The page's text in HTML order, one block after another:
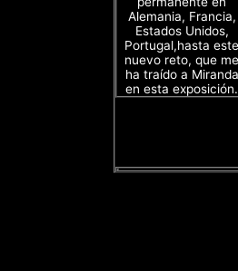
Alemania, Francia,
Estados Unidos,
Portugal,hasta este
nuevo reto, que me
ha traído a Miranda
en esta exposición.